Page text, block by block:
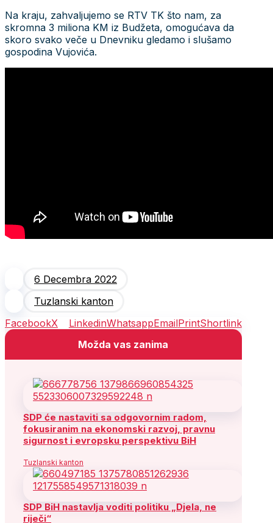
Na kraju, zahvaljujemo se RTV TK što nam, za
skromna 3 miliona KM iz Budžeta, omogućava da
skoro svako veče u Dnevniku gledamo i slušamo
gospodina Vujovića.
6 Decembra 2022
Tuzlanski kanton
FacebookX LinkedinWhatsappEmailPrintShortlink
Možda vas zanima
SDP će nastaviti sa odgovornim radom,
fokusiranim na ekonomski razvoj, pravnu
sigurnost i evropsku perspektivu BiH
Tuzlanski kanton
SDP BiH nastavlja voditi politiku „Djela, ne
riječi“